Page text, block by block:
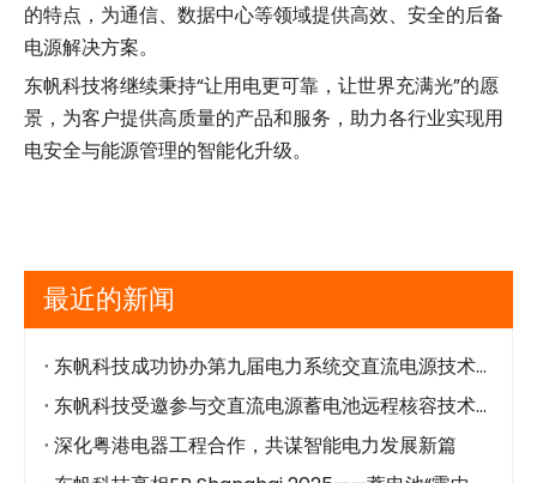
的特点，为通信、数据中心等领域提供高效、安全的后备
电源解决方案。
东帆科技将继续秉持“让用电更可靠，让世界充满光”的愿
景，为客户提供高质量的产品和服务，助力各行业实现用
电安全与能源管理的智能化升级。
最近的新闻
东帆科技成功协办第九届电力系统交直流电源技术创新应用与发展大会筹备会
东帆科技受邀参与交直流电源蓄电池远程核容技术研讨会，共促行业发展
深化粤港电器工程合作，共谋智能电力发展新篇